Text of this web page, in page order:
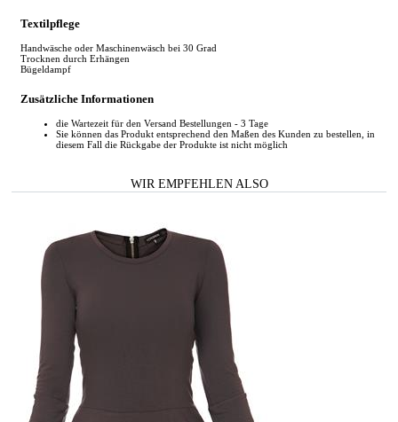
Textilpflege
Handwäsche oder Maschinenwäsch bei 30 Grad
Trocknen durch Erhängen
Bügeldampf
Zusätzliche Informationen
die Wartezeit für den Versand Bestellungen - 3 Tage
Sie können das Produkt entsprechend den Maßen des Kunden zu bestellen, in
diesem Fall die Rückgabe der Produkte ist nicht möglich
WIR EMPFEHLEN ALSO